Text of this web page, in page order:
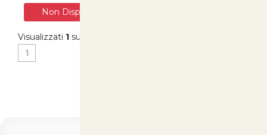
Non Disponibile
Visualizzati 1 su
1